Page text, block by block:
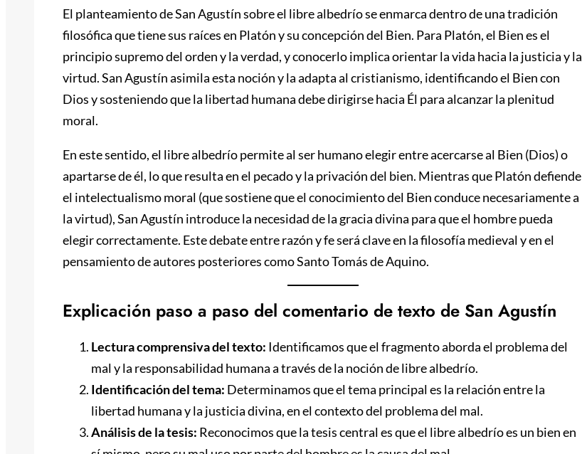
El planteamiento de San Agustín sobre el libre albedrío se enmarca dentro de una tradición
filosófica que tiene sus raíces en Platón y su concepción del Bien. Para Platón, el Bien es el
principio supremo del orden y la verdad, y conocerlo implica orientar la vida hacia la justicia y la
virtud. San Agustín asimila esta noción y la adapta al cristianismo, identificando el Bien con
Dios y sosteniendo que la libertad humana debe dirigirse hacia Él para alcanzar la plenitud
moral.
En este sentido, el libre albedrío permite al ser humano elegir entre acercarse al Bien (Dios) o
apartarse de él, lo que resulta en el pecado y la privación del bien. Mientras que Platón defiende
el intelectualismo moral (que sostiene que el conocimiento del Bien conduce necesariamente a
la virtud), San Agustín introduce la necesidad de la gracia divina para que el hombre pueda
elegir correctamente. Este debate entre razón y fe será clave en la filosofía medieval y en el
pensamiento de autores posteriores como Santo Tomás de Aquino.
Explicación paso a paso del comentario de texto de San Agustín
Lectura comprensiva del texto: Identificamos que el fragmento aborda el problema del
mal y la responsabilidad humana a través de la noción de libre albedrío.
Identificación del tema: Determinamos que el tema principal es la relación entre la
libertad humana y la justicia divina, en el contexto del problema del mal.
Análisis de la tesis: Reconocimos que la tesis central es que el libre albedrío es un bien en